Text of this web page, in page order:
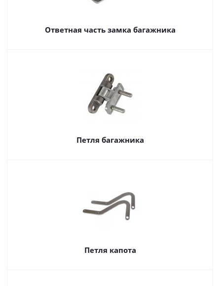
Ответная часть замка багажника
Петля багажника
Петля капота